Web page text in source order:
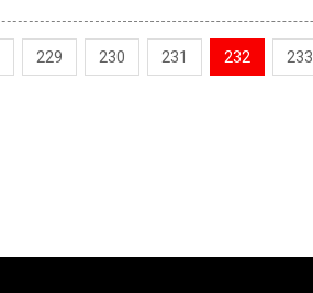
229 230 231 232 233